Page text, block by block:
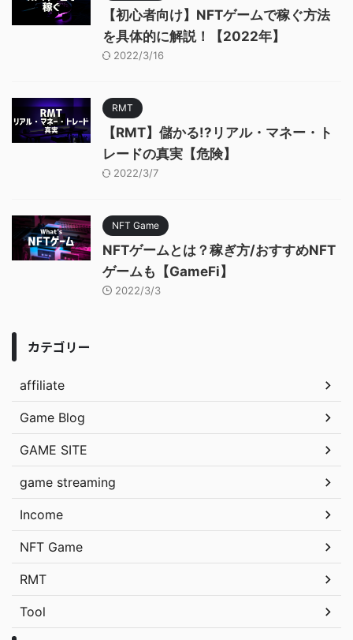
【初心者向け】NFTゲームで稼ぐ方法
を具体的に解説！【2022年】
2022/3/16
RMT
【RMT】儲かる!?リアル・マネー・ト
レードの真実【危険】
2022/3/7
NFT Game
NFTゲームとは？稼ぎ方/おすすめNFT
ゲームも【GameFi】
2022/3/3
カテゴリー
affiliate
Game Blog
GAME SITE
game streaming
Income
NFT Game
RMT
Tool